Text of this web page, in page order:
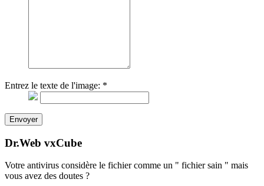
Entrez le texte de l'image: *
Envoyer
Dr.Web vxCube
Votre antivirus considère le fichier comme un " fichier sain " mais
vous avez des doutes ?